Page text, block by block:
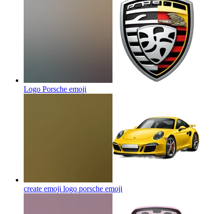
Logo Porsche emoji
create emoji logo porsche emoji